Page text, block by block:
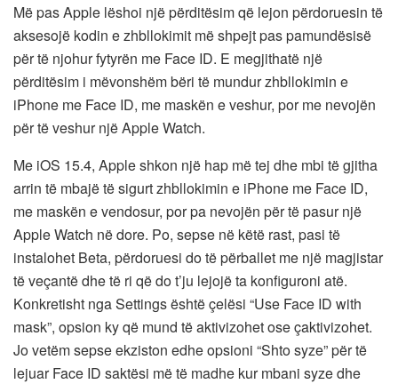
Më pas Apple lëshoi ​​​​një përditësim që lejon përdoruesin të
aksesojë kodin e zhbllokimit më shpejt pas pamundësisë
për të njohur fytyrën me Face ID. E megjithatë një
përditësim i mëvonshëm bëri të mundur zhbllokimin e
iPhone me Face ID, me maskën e veshur, por me nevojën
për të veshur një Apple Watch.
Me iOS 15.4, Apple shkon një hap më tej dhe mbi të gjitha
arrin të mbajë të sigurt zhbllokimin e iPhone me Face ID,
me maskën e vendosur, por pa nevojën për të pasur një
Apple Watch në dore. Po, sepse në këtë rast, pasi të
instalohet Beta, përdoruesi do të përballet me një magjistar
të veçantë dhe të ri që do t’ju lejojë ta konfiguroni atë.
Konkretisht nga Settings është çelësi “Use Face ID with
mask”, opsion ky që mund të aktivizohet ose çaktivizohet.
Jo vetëm sepse ekziston edhe opsioni “Shto syze” për të
lejuar Face ID saktësi më të madhe kur mbani syze dhe